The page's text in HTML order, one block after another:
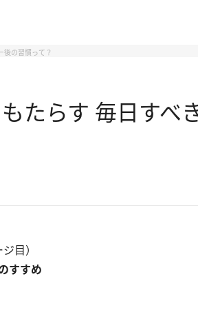
後の習慣って？
たらす 毎日すべ
目）
すすめ